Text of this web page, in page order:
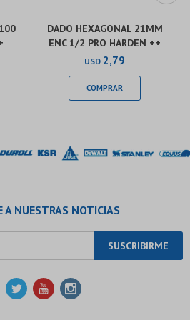
DADO HEXAGONAL 21MM
ENC 1/2 PRO HARDEN ++
USD 2,79
A NUESTRAS NOTICIAS
SUSCRIBIRME
  